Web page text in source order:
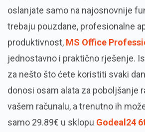
oslanjate samo na najosnovnije
trebaju pouzdane, profesionalne
produktivnost, MS Office
jednostavno i praktično rješenje.
za nešto što ćete koristiti svaki
donosi osam alata za poboljšanje
vašem računalu, a trenutno ih
samo 29.89€ u sklopu Godeal24